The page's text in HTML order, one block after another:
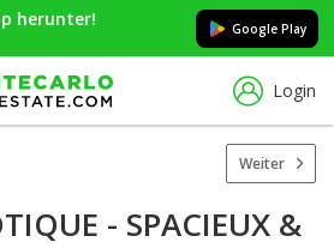
herunter! Google Play
Login
Weiter
- SPACIEUX &